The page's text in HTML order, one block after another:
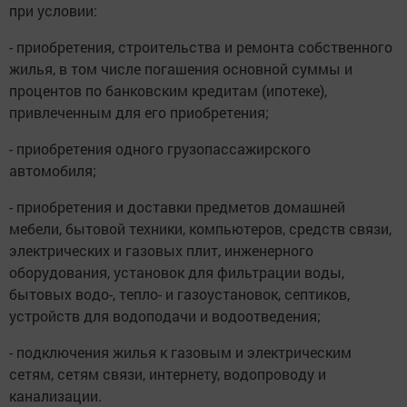
при условии:
- приобретения, строительства и ремонта собственного
жилья, в том числе погашения основной суммы и
процентов по банковским кредитам (ипотеке),
привлеченным для его приобретения;
- приобретения одного грузопассажирского
автомобиля;
- приобретения и доставки предметов домашней
мебели, бытовой техники, компьютеров, средств связи,
электрических и газовых плит, инженерного
оборудования, установок для фильтрации воды,
бытовых водо-, тепло- и газоустановок, септиков,
устройств для водоподачи и водоотведения;
- подключения жилья к газовым и электрическим
сетям, сетям связи, интернету, водопроводу и
канализации.